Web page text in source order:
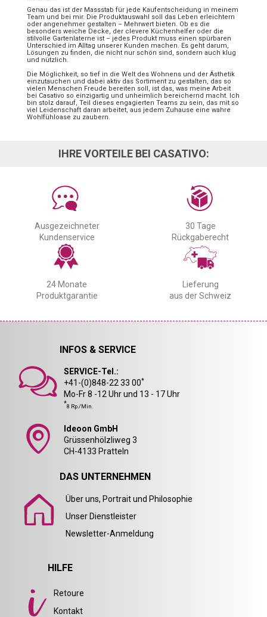
Genau das ist der Massstab für jede Kaufentscheidung in meinem
Team und bei mir. Die Produktauswahl soll das Leben erleichtern
oder angenehmer gestalten – Mehrwert bieten. Ob es die
besonders weiche Decke, der clevere Küchenhelfer oder die
stilvolle Gartenlaterne ist – jedes Produkt muss einen spürbaren
Unterschied im Alltag unserer Kunden machen. Es geht darum,
Lösungen zu finden, die nicht nur schön sind, sondern auch klug
und nützlich.
Die Möglichkeit, so tief in die Welt des Wohnens und der Ästhetik
einzutauchen und dabei aktiv das Sortiment zu gestalten, das so
vielen Menschen Freude bereiten soll, ist das, was meine Arbeit
bei Casativo so einzigartig und unheimlich bereichernd macht. Ich
bin stolz darauf, Teil dieses engagierten Teams zu sein, das mit so
viel Leidenschaft daran arbeitet, aus jedem Zuhause eine wahre
Wohlfühloase zu zaubern.
IHRE VORTEILE BEI CASATIVO:
Ausgezeichneter
Kundenservice
30 Tage
Rückgaberecht
24 Monate
Produktgarantie
Lieferung
aus der Schweiz
INFOS & SERVICE
SERVICE-Tel.:
+41-(0)848-22 33 00*
Mo-Fr 8 -12 Uhr und 13 - 17 Uhr
*8 Rp./Min.
Ideoon GmbH
Grüssenhölzliweg 3
CH-4133 Pratteln
DAS UNTERNEHMEN
Über uns, Portrait und Philosophie
Unser Dienstleister
Newsletter-Anmeldung
HILFE
Retoure
Kontakt